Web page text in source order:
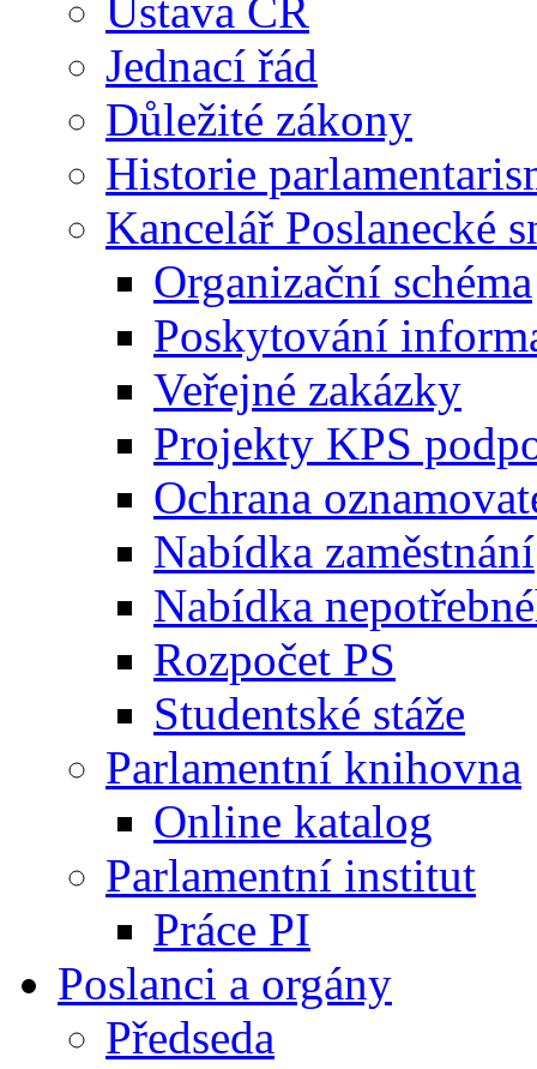
Ústava ČR
Jednací řád
Důležité zákony
Historie
Kancelář Poslanecké
Organizační schéma
Poskytování
Veřejné zakázky
Projekty KPS
Ochrana
Nabídka zaměstnání
Nabídka
Rozpočet PS
Studentské stáže
Parlamentní knihovna
Online katalog
Parlamentní institut
Práce PI
Poslanci a orgány
Předseda